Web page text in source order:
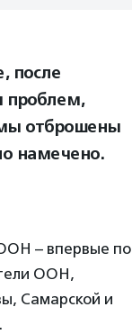
после
проблем,
отброшены
намечено.
– впервые по
ООН,
Самарской и